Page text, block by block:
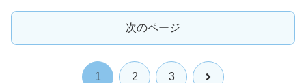
次のページ
1 2 3 次